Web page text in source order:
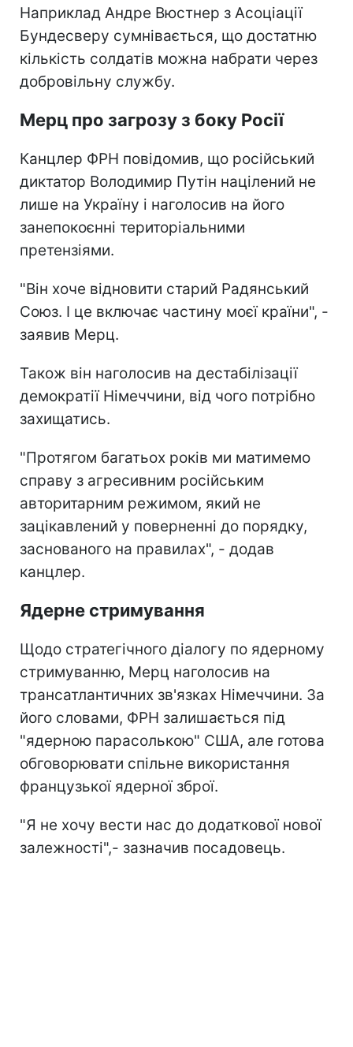
Наприклад Андре Вюстнер з Асоціації
Бундесверу сумнівається, що достатню
кількість солдатів можна набрати через
добровільну службу.
Мерц про загрозу з боку Росії
Канцлер ФРН повідомив, що російський
диктатор Володимир Путін націлений не
лише на Україну і наголосив на його
занепокоєнні територіальними
претензіями.
"Він хоче відновити старий Радянський
Союз. І це включає частину моєї країни", -
заявив Мерц.
Також він наголосив на дестабілізації
демократії Німеччини, від чого потрібно
захищатись.
"Протягом багатьох років ми матимемо
справу з агресивним російським
авторитарним режимом, який не
зацікавлений у поверненні до порядку,
заснованого на правилах", - додав
канцлер.
Ядерне стримування
Щодо стратегічного діалогу по ядерному
стримуванню, Мерц наголосив на
трансатлантичних зв'язках Німеччини. За
його словами, ФРН залишається під
"ядерною парасолькою" США, але готова
обговорювати спільне використання
французької ядерної зброї.
"Я не хочу вести нас до додаткової нової
залежності",- зазначив посадовець.